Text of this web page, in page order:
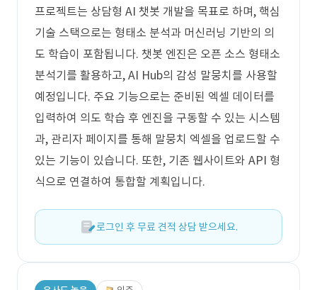
프로젝트는 상담형 AI 챗봇 개발을 목표로 하며, 핵심
기술 스택으로는 형태소 분석과 머신러닝 기반의 의
도 학습이 포함됩니다. 챗봇 엔진은 오픈 소스 형태소
분석기를 활용하고, AI Hub의 감성 말뭉치를 사용할
예정입니다. 주요 기능으로는 준비된 엑셀 데이터를
입력하여 의도 학습 후 엔진을 구동할 수 있는 시스템
과, 관리자 페이지를 통해 말뭉치 엑셀을 업로드할 수
있는 기능이 있습니다. 또한, 기존 웹사이트와 API 형
식으로 연결하여 통합할 계획입니다.
로그인 후 무료 견적 상담 받으세요.